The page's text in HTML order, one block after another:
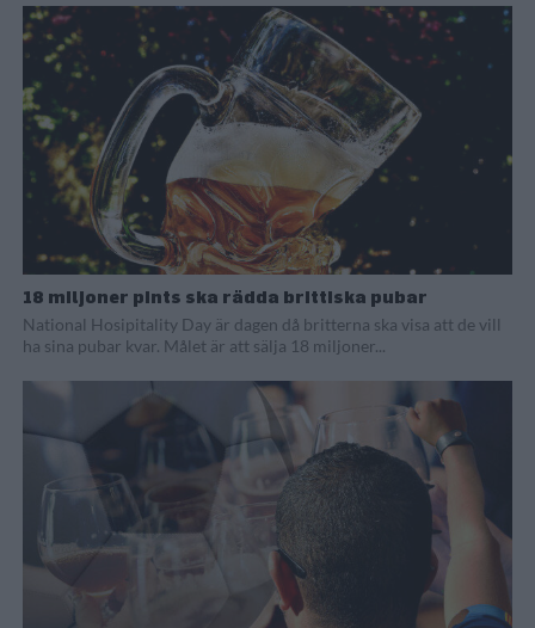
18 miljoner pints ska rädda brittiska pubar
National Hosipitality Day är dagen då britterna ska visa att de vill
ha sina pubar kvar. Målet är att sälja 18 miljoner...